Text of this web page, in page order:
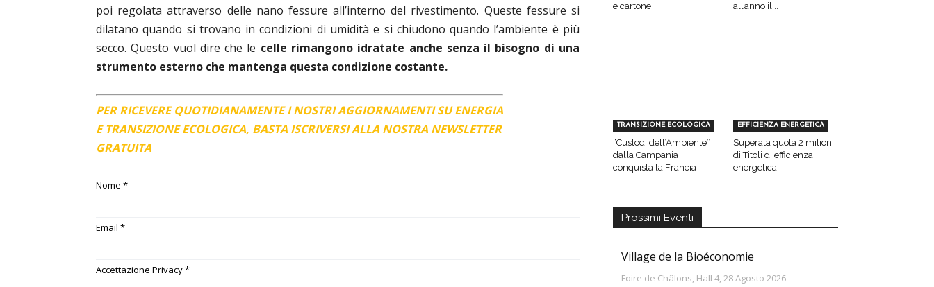
poi regolata attraverso delle nano fessure all’interno del rivestimento. Queste fessure si
dilatano quando si trovano in condizioni di umidità e si chiudono quando l’ambiente è più
secco. Questo vuol dire che le celle rimangono idratate anche senza il bisogno di una
strumento esterno che mantenga questa condizione costante.
PER RICEVERE QUOTIDIANAMENTE I NOSTRI AGGIORNAMENTI SU ENERGIA
E TRANSIZIONE ECOLOGICA, BASTA ISCRIVERSI ALLA NOSTRA NEWSLETTER
GRATUITA
Nome *
Email *
Accettazione Privacy*
e cartone
all’anno il...
TRANSIZIONE ECOLOGICA
“Custodi dell’Ambiente”
dalla Campania
conquista la Francia
EFFICIENZA ENERGETICA
Superata quota 2 milioni
di Titoli di efficienza
energetica
Prossimi Eventi
Village de la Bioéconomie
Foire de Châlons, Hall 4, 28 Agosto 2026